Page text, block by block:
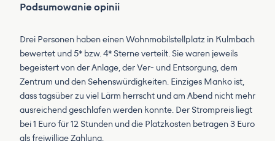
Podsumowanie opinii
Drei Personen haben einen Wohnmobilstellplatz in Kulmbach
bewertet und 5* bzw. 4* Sterne verteilt. Sie waren jeweils
begeistert von der Anlage, der Ver- und Entsorgung, dem
Zentrum und den Sehenswürdigkeiten. Einziges Manko ist,
dass tagsüber zu viel Lärm herrscht und am Abend nicht mehr
ausreichend geschlafen werden konnte. Der Strompreis liegt
bei 1 Euro für 12 Stunden und die Platzkosten betragen 3 Euro
als freiwillige Zahlung.